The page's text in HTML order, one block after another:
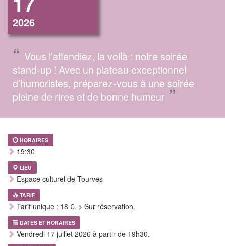
2026
“ Vous l’attendiez, la voilà : notre soirée
stand-up ! Avec un plateau exceptionnel
d’humoristes, préparez-vous à une soirée
pleine de rires et de bonne humeur ”
HORAIRES
19:30
LIEU
Espace culturel de Tourves
TARIF
Tarif unique : 18 €. > Sur réservation.
DATES ET HORAIRES
Vendredi 17 juillet 2026 à partir de 19h30.